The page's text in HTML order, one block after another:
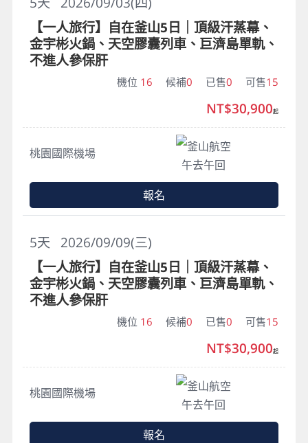
【一人旅行】自在釜山5日｜頂級汗蒸幕、
金宇彬火鍋、天空膠囊列車、巨濟島單軌、
不進人參保肝
機位 16 候補0 已售0 可售15
桃園國際機場
釜山航空
午去午回
NT$30,900起
報名
2026/09/09(三)
5天
【一人旅行】自在釜山5日｜頂級汗蒸幕、
金宇彬火鍋、天空膠囊列車、巨濟島單軌、
不進人參保肝
機位 16 候補0 已售0 可售15
桃園國際機場
釜山航空
午去午回
NT$30,900起
報名